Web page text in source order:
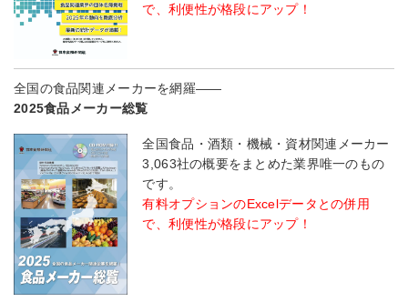
で、利便性が格段にアップ！
全国の食品関連メーカーを網羅――
2025食品メーカー総覧
全国食品・酒類・機械・資材関連メーカー
3,063社の概要をまとめた業界唯一のもの
です。
有料オプションのExcelデータとの併用
で、利便性が格段にアップ！